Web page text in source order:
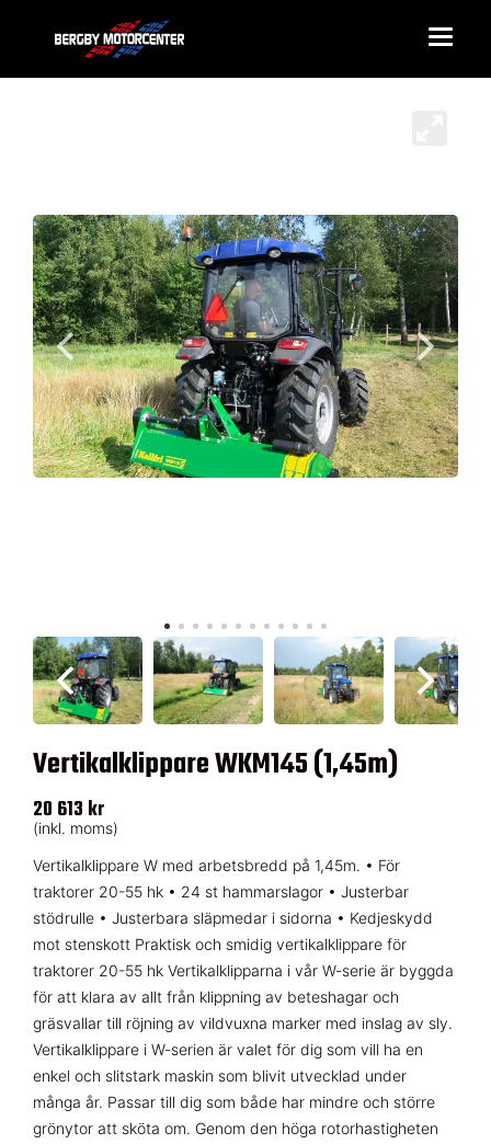
Vertikalklippare WKM145 (1,45m)
20 613 kr
(inkl. moms)
Vertikalklippare W med arbetsbredd på 1,45m. • För
traktorer 20-55 hk • 24 st hammarslagor • Justerbar
stödrulle • Justerbara släpmedar i sidorna • Kedjeskydd
mot stenskott Praktisk och smidig vertikalklippare för
traktorer 20-55 hk Vertikalklipparna i vår W-serie är byggda
för att klara av allt från klippning av beteshagar och
gräsvallar till röjning av vildvuxna marker med inslag av sly.
Vertikalklippare i W-serien är valet för dig som vill ha en
enkel och slitstark maskin som blivit utvecklad under
många år. Passar till dig som både har mindre och större
grönytor att sköta om. Genom den höga rotorhastigheten